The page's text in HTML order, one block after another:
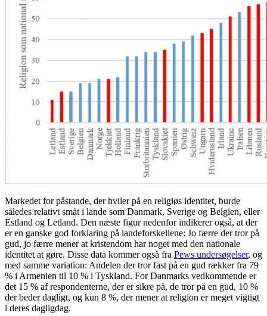
Markedet for påstande, der hviler på en religiøs identitet, burde
således relativt småt i lande som Danmark, Sverige og Belgien, eller
Estland og Letland. Den næste figur nedenfor indikerer også, at der
er en ganske god forklaring på landeforskellene: Jo færre der tror på
gud, jo færre mener at kristendom har noget med den nationale
identitet at gøre. Disse data kommer også fra Pews undersøgelser, og
med samme variation: Andelen der tror fast på en gud rækker fra 79
% i Armenien til 10 % i Tyskland. For Danmarks vedkommende er
det 15 % af respondenterne, der er sikre på, de tror på en gud, 10 %
der beder dagligt, og kun 8 %, der mener at religion er meget vigtigt
i deres dagligdag.